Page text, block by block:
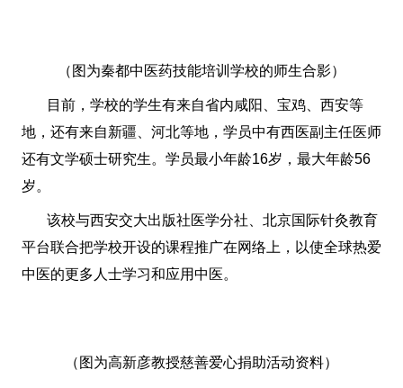
（图为秦都中医药技能培训学校的师生合影）
目前，学校的学生有来自省内咸阳、宝鸡、西安等
地，还有来自新疆、河北等地，学员中有西医副主任医师
还有文学硕士研究生。学员最小年龄16岁，最大年龄56
岁。
该校与西安交大出版社医学分社、北京国际针灸教育
平台联合把学校开设的课程推广在网络上，以使全球热爱
中医的更多人士学习和应用中医。
（图为高新彦教授慈善爱心捐助活动资料）